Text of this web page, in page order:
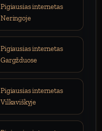
Pigiausias internetas
Neringoje
Pigiausias internetas
Gargžduose
Pigiausias internetas
Vilkaviškyje